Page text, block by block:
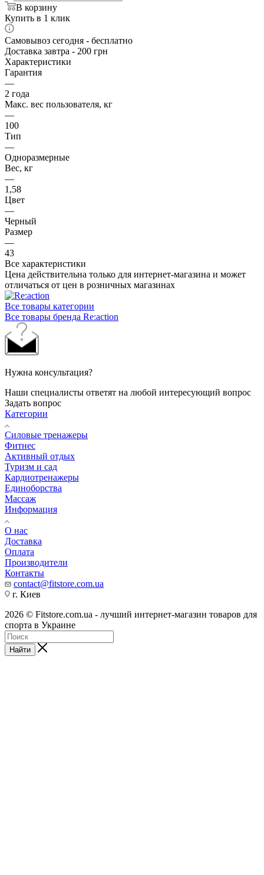
В корзину
Купить в 1 клик
Самовывоз сегодня - бесплатно
Доставка завтра - 200 грн
Характеристики
Гарантия
—
2 года
Макс. вес пользователя, кг
—
100
Тип
—
Одноразмерные
Вес, кг
—
1,58
Цвет
—
Черный
Размер
—
43
Все характеристики
Цена действительна только для интернет-магазина и может
отличаться от цен в розничных магазинах
Все товары категории
Все товары бренда Re:action
Нужна консультация?
Наши специалисты ответят на любой интересующий вопрос
Задать вопрос
Категории
Силовые тренажеры
Фитнес
Активный отдых
Туризм и сад
Кардиотренажеры
Единоборства
Массаж
Информация
О нас
Доставка
Оплата
Производители
Контакты
contact@fitstore.com.ua
г. Киев
2026 © Fitstore.com.ua - лучший интернет-магазин товаров для
спорта в Украине
Найти